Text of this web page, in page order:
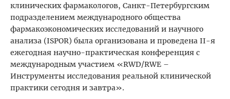
клинических фармакологов, Санкт-Петербургским
подразделением международного общества
фармакоэкономических исследований и научного
анализа (ISPOR) была организована и проведена II-я
ежегодная научно-практическая конференция с
международным участием «RWD/RWE –
Инструменты исследования реальной клинической
практики сегодня и завтра».